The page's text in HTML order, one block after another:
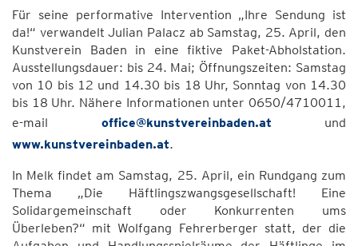
Für seine performative Intervention „Ihre Sendung ist
da!“ verwandelt Julian Palacz ab Samstag, 25. April, den
Kunstverein Baden in eine fiktive Paket-Abholstation.
Ausstellungsdauer: bis 24. Mai; Öffnungszeiten: Samstag
von 10 bis 12 und 14.30 bis 18 Uhr, Sonntag von 14.30
bis 18 Uhr. Nähere Informationen unter 0650/4710011,
e-mail office@kunstvereinbaden.at und
www.kunstvereinbaden.at.
In Melk findet am Samstag, 25. April, ein Rundgang zum
Thema „Die Häftlingszwangsgesellschaft! Eine
Solidargemeinschaft oder Konkurrenten ums
Überleben?“ mit Wolfgang Fehrerberger statt, der die